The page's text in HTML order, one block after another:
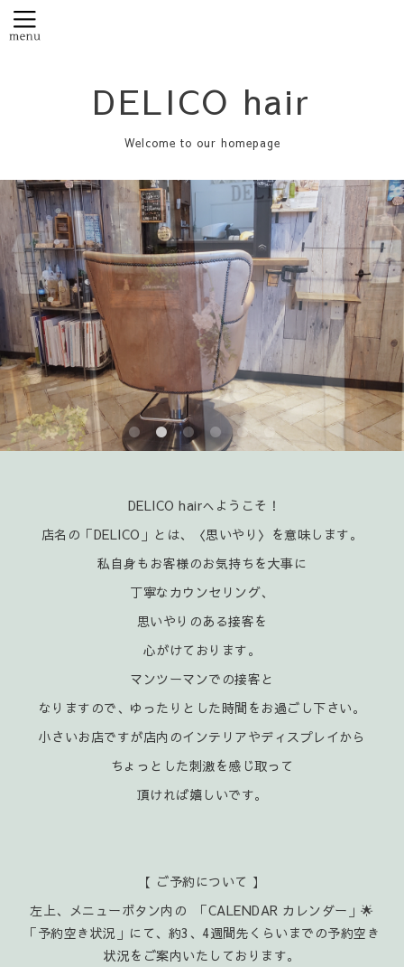
DELICO hair
Welcome to our homepage
DELICO hairへようこそ！
店名の「DELICO」とは、〈思いやり〉を意味します。
私自身もお客様のお気持ちを大事に
丁寧なカウンセリング、
思いやりのある接客を
心がけております。
マンツーマンでの接客と
なりますので、ゆったりとした時間をお過ごし下さい。
小さいお店ですが店内のインテリアやディスプレイから
ちょっとした刺激を感じ取って
頂ければ嬉 しいです。
【 ご予約について 】
左上、メニューボタン内の 「CALENDAR カレンダー」🌟
「予約空き状況」にて、約3、4週間先くらいまでの予約空き
状況をご案内いたしております。